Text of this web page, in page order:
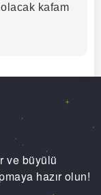
kafam
ve büyülü
hazır olun!